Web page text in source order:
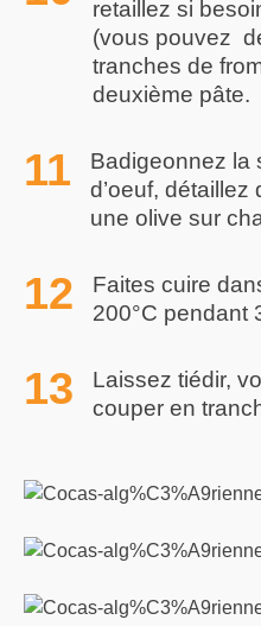
retaillez si
(vous pouvez
tranches de
deuxième pâte.
Badigeonnez la
d’oeuf,
une olive sur
Faites cuire
200°C pendant
Laissez tiédir,
couper en